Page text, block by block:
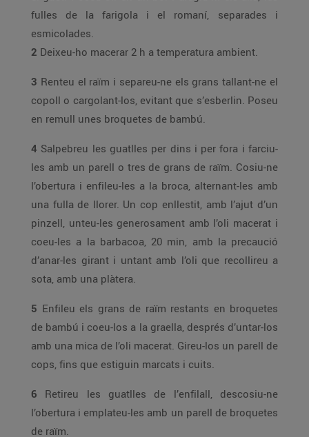
fulles de la farigola i el romaní, separades i
esmicolades.
2 Deixeu-ho macerar 2 h a temperatura ambient.
3 Renteu el raïm i separeu-ne els grans tallant-ne el
copoll o cargolant-los, evitant que s’esberlin. Poseu
en remull unes broquetes de bambú.
4 Salpebreu les guatlles per dins i per fora i farciu-
les amb un parell o tres de grans de raïm. Cosiu-ne
l’obertura i enfileu-les a la broca, alternant-les amb
una fulla de llorer. Un cop enllestit, amb l’ajut d’un
pinzell, unteu-les generosament amb l’oli macerat i
coeu-les a la barbacoa, 20 min, amb la precaució
d’anar-les girant i untant amb l’oli que recollireu a
sota, amb una plàtera.
5 Enfileu els grans de raïm restants en broquetes
de bambú i coeu-los a la graella, després d’untar-los
amb una mica de l’oli macerat. Gireu-los un parell de
cops, fins que estiguin marcats i cuits.
6 Retireu les guatlles de l’enfilall, descosiu-ne
l’obertura i emplateu-les amb un parell de broquetes
de raïm.